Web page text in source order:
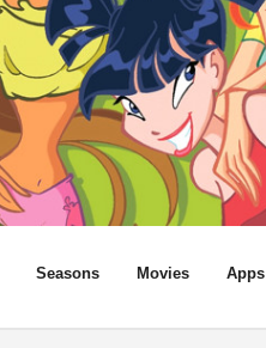
Seasons Movies Apps